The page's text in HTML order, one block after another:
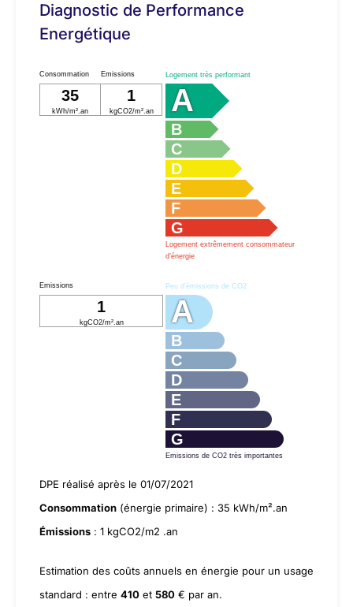
Diagnostic de Performance
Energétique
Consommation
35
kWh/m².an
Emissions
1
kgCO2/m².an
Logement très performant
A
B
C
D
E
F
G
Logement extrêmement consommateur
d’énergie
Emissions
1
kgCO2/m².an
Peu d’émissions de CO2
A
B
C
D
E
F
G
Emissions de CO2 très importantes
DPE réalisé après le 01/07/2021
Consommation (énergie primaire) : 35 kWh/m².an
Émissions : 1 kgCO2/m2 .an
Estimation des coûts annuels en énergie pour un usage
standard : entre 410 et 580 € par an.